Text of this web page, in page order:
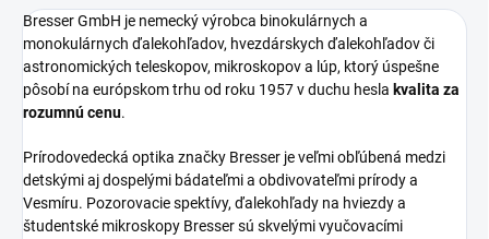
Bresser GmbH je nemecký výrobca binokulárnych a
monokulárnych ďalekohľadov, hvezdárskych ďalekohľadov či
astronomických teleskopov, mikroskopov a lúp, ktorý úspešne
pôsobí na európskom trhu od roku 1957 v duchu hesla kvalita za
rozumnú cenu.
Prírodovedecká optika značky Bresser je veľmi obľúbená medzi
detskými aj dospelými bádateľmi a obdivovateľmi prírody a
Vesmíru. Pozorovacie spektívy, ďalekohľady na hviezdy a
študentské mikroskopy Bresser sú skvelými vyučovacími